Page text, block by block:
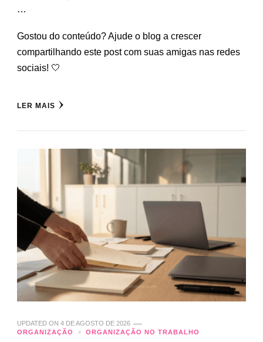
…
Gostou do conteúdo? Ajude o blog a crescer
compartilhando este post com suas amigas nas redes
sociais! 🤍
LER MAIS
UPDATED ON 4 DE AGOSTO DE 2026
ORGANIZAÇÃO
ORGANIZAÇÃO NO TRABALHO